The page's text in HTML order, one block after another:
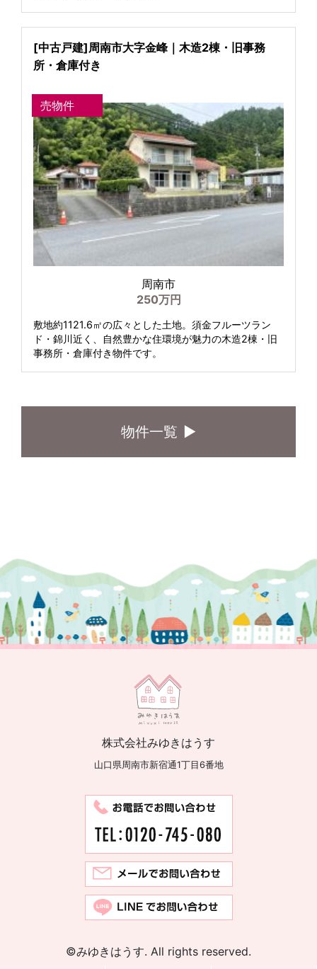
[中古戸建]周南市大字金峰｜木造2棟・旧事務
所・倉庫付き
売物件
周南市
250万円
敷地約1121.6㎡の広々とした土地。須金フルーツラン
ド・錦川近く、自然豊かな住環境が魅力の木造2棟・旧
事務所・倉庫付き物件です。
物件一覧
株式会社みゆきはうす
山口県周南市新宿通1丁目6番地
©みゆきはうす. All rights reserved.